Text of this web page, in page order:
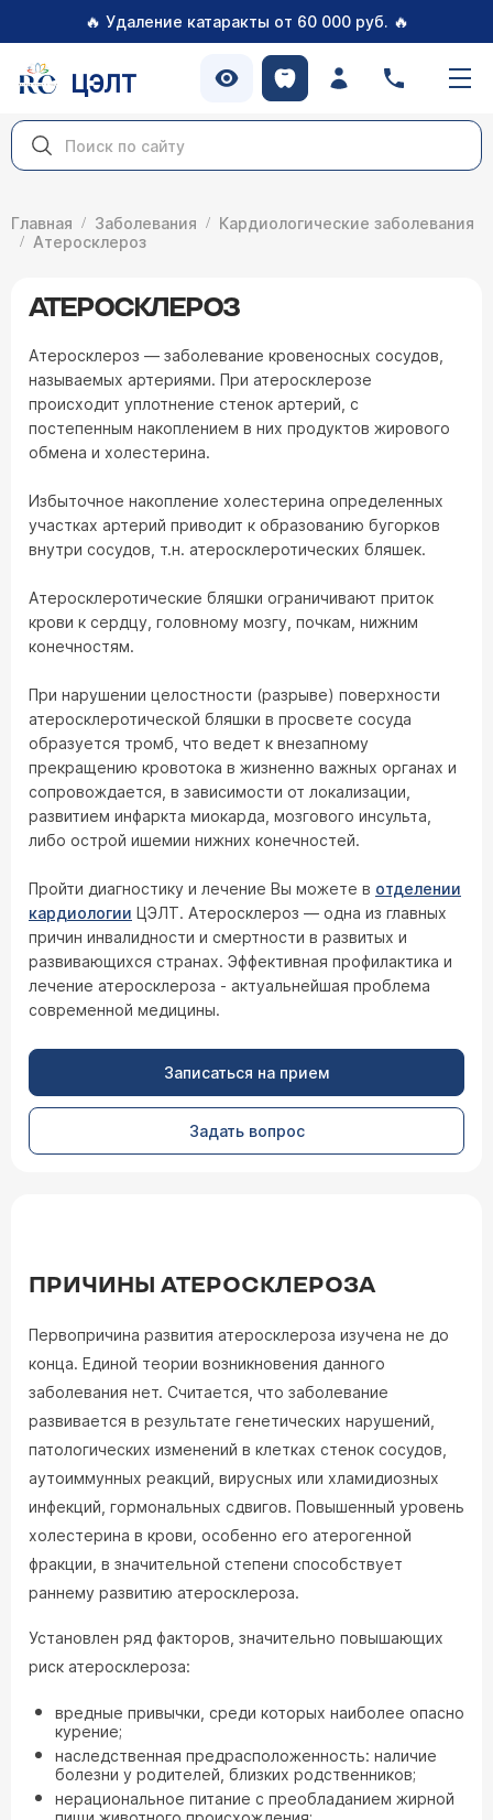
🔥 Удаление катаракты от 60 000 руб. 🔥
ЦЭЛТ
Главная Заболевания
Кардиологические заболевания
Атеросклероз
АТЕРОСКЛЕРОЗ
Атеросклероз — заболевание кровеносных сосудов,
называемых артериями. При атеросклерозе
происходит уплотнение стенок артерий, с
постепенным накоплением в них продуктов жирового
обмена и холестерина.
Избыточное накопление холестерина определенных
участках артерий приводит к образованию бугорков
внутри сосудов, т.н. атеросклеротических бляшек.
Атеросклеротические бляшки ограничивают приток
крови к сердцу, головному мозгу, почкам, нижним
конечностям.
При нарушении целостности (разрыве) поверхности
атеросклеротической бляшки в просвете сосуда
образуется тромб, что ведет к внезапному
прекращению кровотока в жизненно важных органах и
сопровождается, в зависимости от локализации,
развитием инфаркта миокарда, мозгового инсульта,
либо острой ишемии нижних конечностей.
Пройти диагностику и лечение Вы можете в отделении
кардиологии ЦЭЛТ. Атеросклероз — одна из главных
причин инвалидности и смертности в развитых и
развивающихся странах. Эффективная профилактика и
лечение атеросклероза - актуальнейшая проблема
современной медицины.
Записаться на прием
Задать вопрос
ПРИЧИНЫ АТЕРОСКЛЕРОЗА
Первопричина развития атеросклероза изучена не до
конца. Единой теории возникновения данного
заболевания нет. Считается, что заболевание
развивается в результате генетических нарушений,
патологических изменений в клетках стенок сосудов,
аутоиммунных реакций, вирусных или хламидиозных
инфекций, гормональных сдвигов. Повышенный уровень
холестерина в крови, особенно его атерогенной
фракции, в значительной степени способствует
раннему развитию атеросклероза.
Установлен ряд факторов, значительно повышающих
риск атеросклероза:
вредные привычки, среди которых наиболее опасно
курение;
наследственная предрасположенность: наличие
болезни у родителей, близких родственников;
нерациональное питание с преобладанием жирной